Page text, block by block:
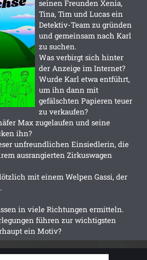
seinen Freunden Xenia,
Tina, Tim und Lucas ein
Detektiv-Team zu gründen
und gemeinsam nach Karl
zu suchen.
Was verbirgt sich hinter
der Anzeige im Internet?
Wurde Karl etwa entführt,
um ihn dann mit
gefälschten Papieren teuer
zu verkaufen?
Max zugelaufen und seine
ihn?
unfreundlichen Einsiedlerin, die
ausrangierten Zirkuswagen
mit einem Welpen Gassi, der
in viele Richtungen ermitteln.
führen zur wichtigsten
ein Motiv?